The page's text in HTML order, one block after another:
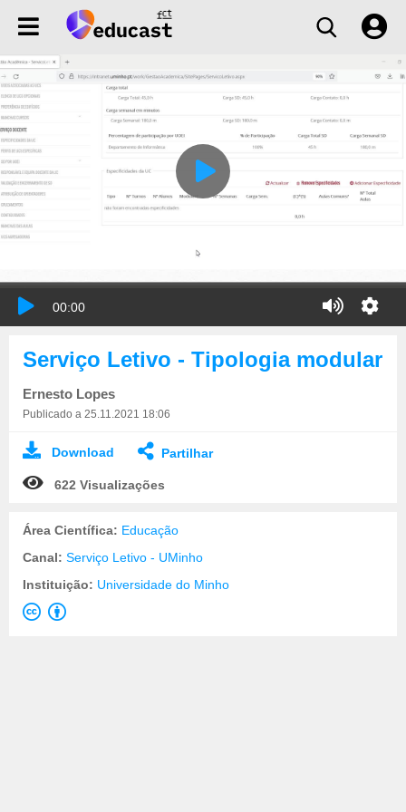
00:00
Serviço Letivo - Tipologia modular
Ernesto Lopes
Publicado a 25.11.2021 18:06
Download Partilhar
622 Visualizações
Área Científica: Educação
Canal: Serviço Letivo - UMinho
Instituição: Universidade do Minho